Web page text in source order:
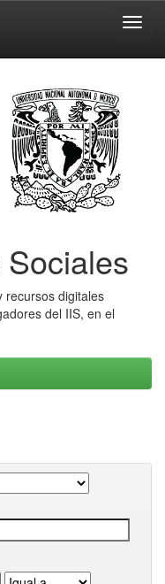
recursos digitales
del IIS, en el